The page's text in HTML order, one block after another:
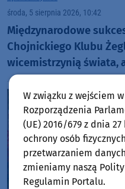
środa, 5 sierpnia 2026, 10:42
Międzynarodowe
Chojnickiego Klubu
wicemistrzynią świata,
Europie. "Rewelacyjny
W związku z wejściem
Rozporządzenia
(UE) 2016/679 z dnia
ochrony osób
przetwarzaniem
zmieniamy naszą
Regulamin Portalu.